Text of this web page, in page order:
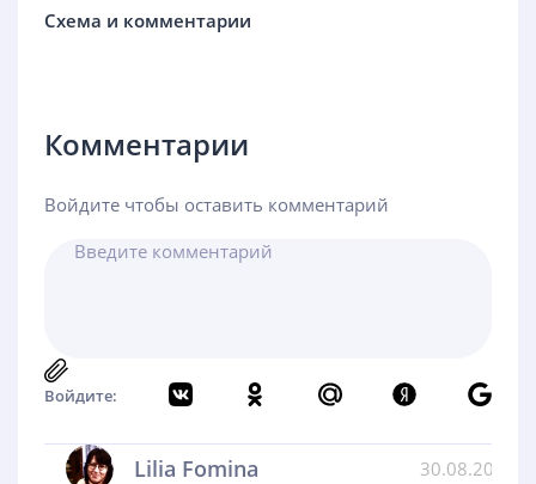
Схема и комментарии
Комментарии
Войдите чтобы оставить комментарий
Войдите:
Lilia Fomina 30.08.2024